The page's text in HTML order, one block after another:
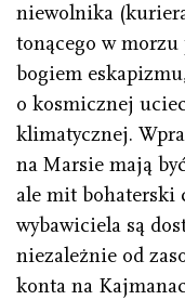
niewolnika
tonącego w
bogiem
o kosmicznej
klimatycznej.
na Marsie mają
ale mit bohaterski
wybawiciela są
niezależnie od
konta na